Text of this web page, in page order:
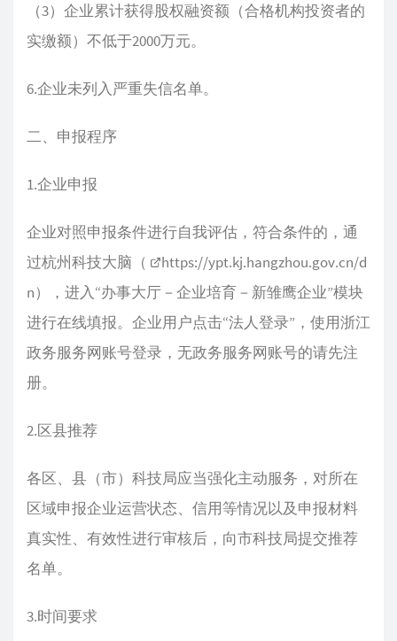
（3）企业累计获得股权融资额（合格机构投资者的
实缴额）不低于2000万元。
6.企业未列入严重失信名单。
二、申报程序
1.企业申报
企业对照申报条件进行自我评估，符合条件的，通
过杭州科技大脑（
https://ypt.kj.hangzhou.gov.cn/d
n），进入“办事大厅－企业培育－新雏鹰企业”模块
进行在线填报。企业用户点击“法人登录”，使用浙江
政务服务网账号登录，无政务服务网账号的请先注
册。
2.区县推荐
各区、县（市）科技局应当强化主动服务，对所在
区域申报企业运营状态、信用等情况以及申报材料
真实性、有效性进行审核后，向市科技局提交推荐
名单。
3.时间要求